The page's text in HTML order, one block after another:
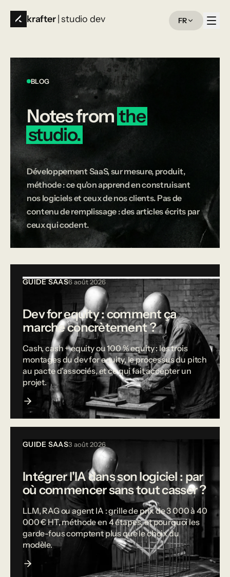
krafter | studio dev FR
BLOG
Notesfrom the
studio.
Développement SaaS, sur mesure, produit,
méthode : ce qu’on apprend en construisant
nos logiciels et ceux de nos clients. Pas de
contenu de remplissage : des articles écrits par
ceux qui codent.
GUIDE SAAS6 août 2026
Dev for equity : comment ça
marche concrètement ?
Cash, cash + equity ou 100 % equity : les trois
montages du dev for equity, le processus du pitch
au pacte d'associés, et ce qui fait accepter un
projet.
GUIDE SAAS3 août 2026
Intégrer l'IA dans son logiciel : par
où commencer sans tout casser ?
LLM, RAG ou agent IA : grille de prix de 3 000 à 40
000 € HT, méthode en 4 étapes, et pourquoi les
garde-fous comptent plus que le choix du
modèle.